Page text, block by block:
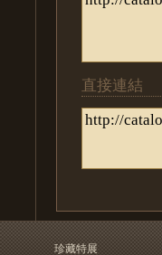
直接連結
珍藏特展